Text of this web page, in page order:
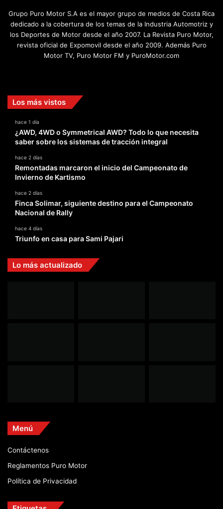
Grupo Puro Motor S.A es el mayor grupo de medios de Costa Rica
dedicado a la cobertura de los temas de la Industria Automotriz y
los Deportes de Motor desde el año 2007. La Revista Puro Motor,
revista oficial de Expomovil desde el año 2009. Además Puro
Motor TV, Puro Motor FM y PuroMotor.com
Los más vistos
hace 1 día
¿AWD, 4WD o Symmetrical AWD? Todo lo que necesita
saber sobre los sistemas de tracción integral
hace 2 días
Remontadas marcaron el inicio del Campeonato de
Invierno de Kartismo
hace 2 días
Finca Solimar, siguiente destino para el Campeonato
Nacional de Rally
hace 4 días
Triunfo en casa para Sami Pajari
Lo más actualizado
Menú
Contáctenos
Reglamentos Puro Motor
Política de Privacidad